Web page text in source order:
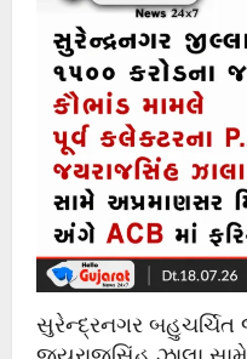
સુરેન્દ્રનગર બહુચર્ચિત